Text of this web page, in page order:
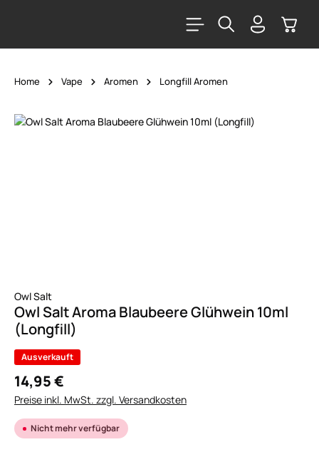
Home Vape Aromen Longfill Aromen
Bildergalerie überspringen
Owl Salt
Owl Salt Aroma Blaubeere Glühwein 10ml
(Longfill)
Ausverkauft
14,95 €
Preise inkl. MwSt. zzgl. Versandkosten
Nicht mehr verfügbar